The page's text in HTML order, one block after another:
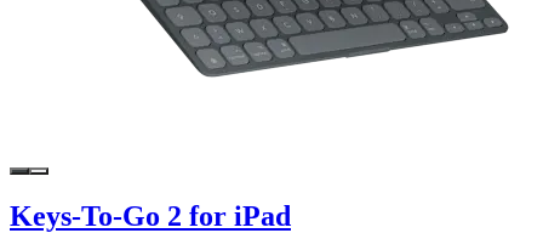
Keys-To-Go 2 for iPad